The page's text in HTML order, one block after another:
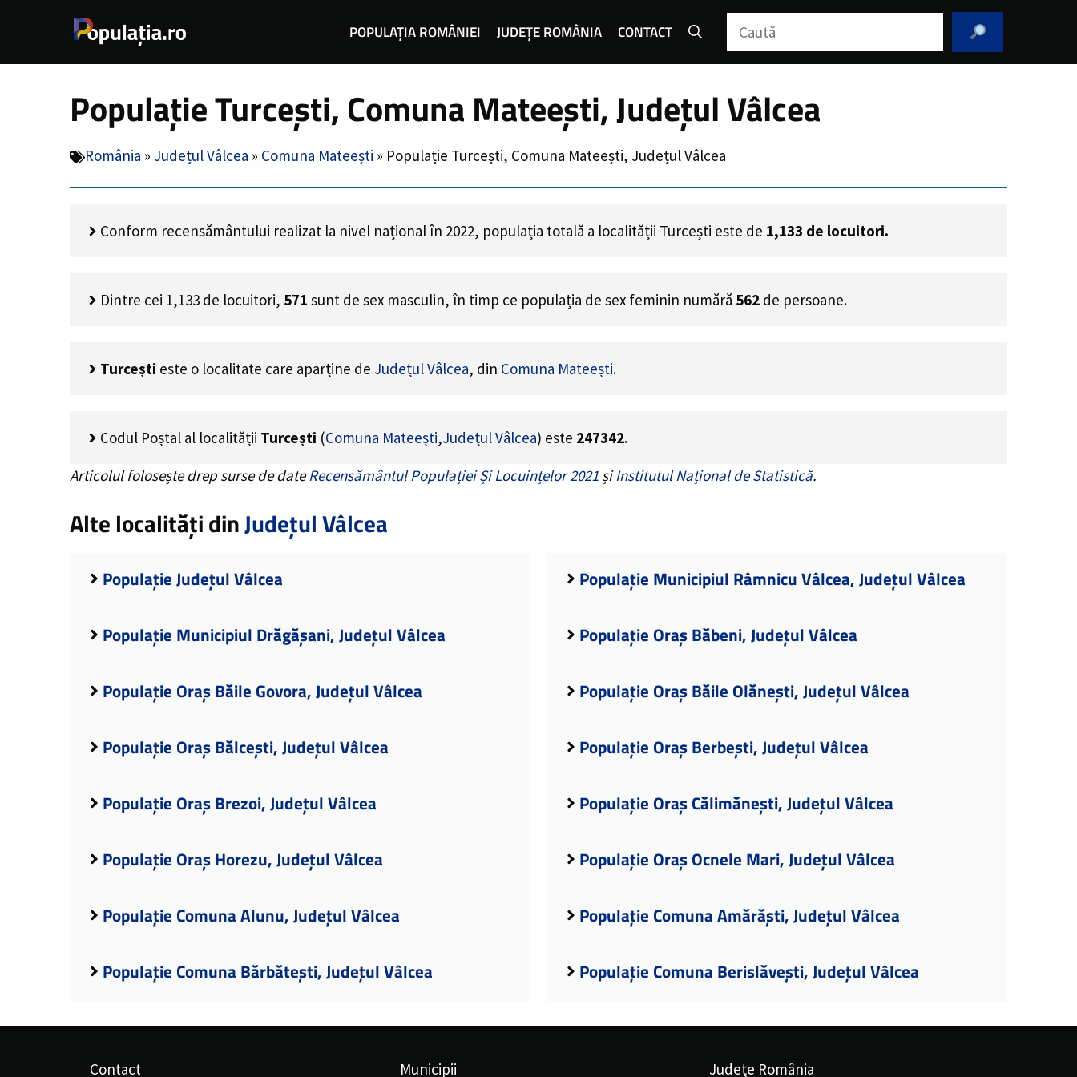
POPULAȚIA ROMÂNIEI JUDEȚE ROMÂNIA CONTACT Caută
Populație Turcești, Comuna Mateești, Județul Vâlcea
România » Județul Vâlcea » Comuna Mateești » Populație Turcești, Comuna Mateești, Județul Vâlcea
Conform recensământului realizat la nivel național în 2022, populația totală a localității Turcești este de 1,133 de locuitori.
Dintre cei 1,133 de locuitori, 571 sunt de sex masculin, în timp ce populația de sex feminin numără 562 de persoane.
Turcești este o localitate care aparține de Județul Vâlcea, din Comuna Mateești.
Codul Poștal al localității Turcești (Comuna Mateești,Județul Vâlcea) este 247342.
Articolul folosește drep surse de dateRecensământul Populației Și Locuințelor 2021 șiInstitutul Național de Statistică.
Alte localități dinJudețul Vâlcea
Populație Județul Vâlcea Populație Municipiul Râmnicu Vâlcea, Județul Vâlcea
Populație Municipiul Drăgășani, Județul Vâlcea Populație Oraș Băbeni, Județul Vâlcea
Populație Oraș Băile Govora, Județul Vâlcea Populație Oraș Băile Olănești, Județul Vâlcea
Populație Oraș Bălcești, Județul Vâlcea Populație Oraș Berbești, Județul Vâlcea
Populație Oraș Brezoi, Județul Vâlcea Populație Oraș Călimănești, Județul Vâlcea
Populație Oraș Horezu, Județul Vâlcea Populație Oraș Ocnele Mari, Județul Vâlcea
Populație Comuna Alunu, Județul Vâlcea Populație Comuna Amărăști, Județul Vâlcea
Populație Comuna Bărbătești, Județul Vâlcea Populație Comuna Berislăvești, Județul Vâlcea
Contact Municipii Județe România